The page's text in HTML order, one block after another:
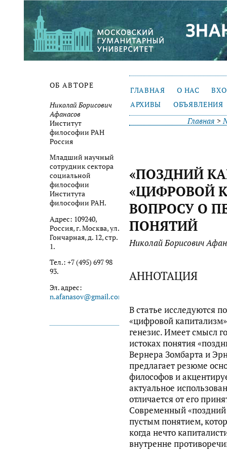
ОБ АВТОРЕ
Николай Борисович
Афанасов
Институт
философии РАН
Россия
Младший научный
сотрудник сектора
социальной
философии
Института
философии РАН.
Адрес: 109240,
Россия, г. Москва, ул.
Гончарная, д. 12, стр.
1.
Тел.: +7 (495) 697 98
93.
Эл. адрес:
n.afanasov@gmail.com
ГЛАВНАЯ О НАС
АРХИВЫ
ОБЪЯВЛЕНИЯ
Главная >
«ПОЗДНИЙ
«ЦИФРОВОЙ
ВОПРОСУ О
ПОНЯТИЙ
Николай Борисович
АННОТАЦИЯ
В статье исследуются
«цифровой
генезис. Имеет смысл
истоках понятия
Вернера Зомбарта и
предлагает резюме
философов и
актуальное
отличается от его
Современный «поздний
пустым понятием,
когда нечто
внутренне